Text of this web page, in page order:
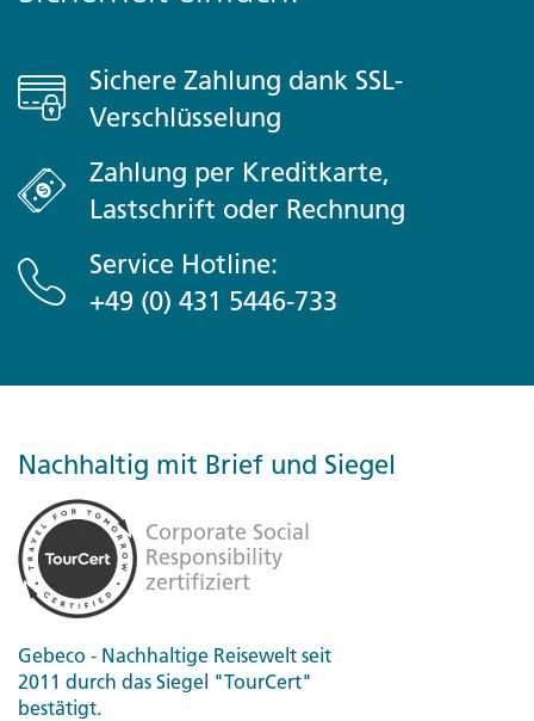
Sichere Zahlung dank SSL-
Verschlüsselung
Zahlung per Kreditkarte,
Lastschrift oder Rechnung
Service Hotline:
+49 (0) 431 5446-733
Nachhaltig mit Brief und Siegel
Gebeco - Nachhaltige Reisewelt seit
2011 durch das Siegel "TourCert"
bestätigt.